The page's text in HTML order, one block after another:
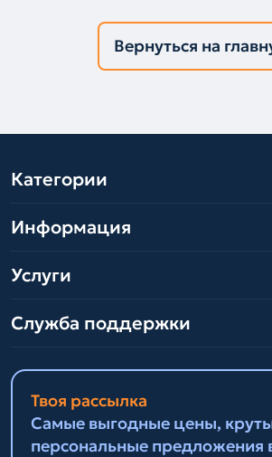
Вернуться на
Категории
Информация
Услуги
Служба поддержки
Твоя рассылка
Самые выгодные цены,
персональные предложения